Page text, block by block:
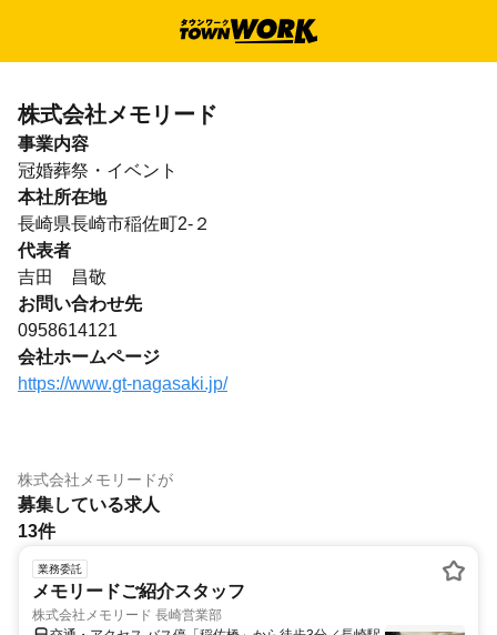
株式会社メモリード
事業内容
冠婚葬祭・イベント
本社所在地
長崎県長崎市稲佐町2-２
代表者
吉田 昌敬
お問い合わせ先
0958614121
会社ホームページ
https://www.gt-nagasaki.jp/
株式会社メモリードが
募集している求人
13件
業務委託
メモリードご紹介スタッフ
株式会社メモリード 長崎営業部